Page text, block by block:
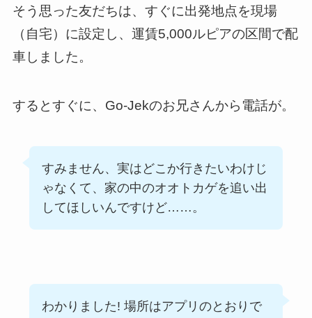
そう思った友だちは、すぐに出発地点を現場
（自宅）に設定し、運賃5,000ルピアの区間で配
車しました。
するとすぐに、Go-Jekのお兄さんから電話が。
すみません、実はどこか行きたいわけじ
ゃなくて、家の中のオオトカゲを追い出
してほしいんですけど……。
わかりました! 場所はアプリのとおりで